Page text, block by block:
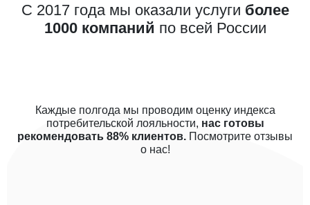
С 2017 года мы оказали услуги более
1000 компаний по всей России
Каждые полгода мы проводим оценку индекса
потребительской лояльности, нас готовы
рекомендовать 88% клиентов. Посмотрите отзывы
о нас!